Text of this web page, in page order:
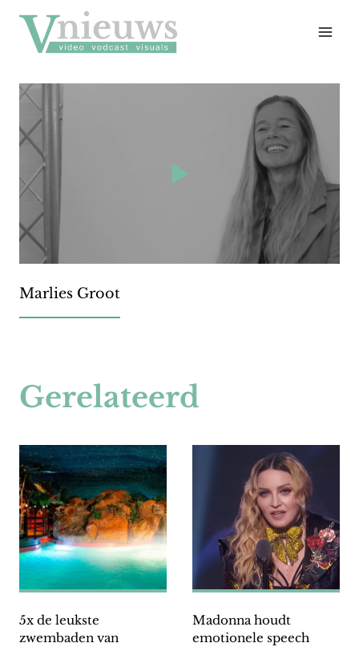
naar
inhoud
Marlies Groot
Gerelateerd
5x de leukste
zwembaden van
Madonna houdt
emotionele speech